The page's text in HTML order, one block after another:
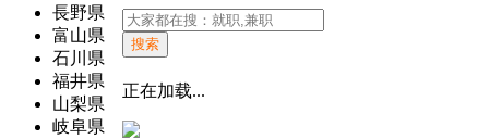
長野県
富山県
石川県
福井県
山梨県
岐阜県
搜索
正在加载...